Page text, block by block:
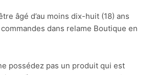
âgé d’au moins dix-huit (18) ans
dans relame Boutique en
possédez pas un produit qui est